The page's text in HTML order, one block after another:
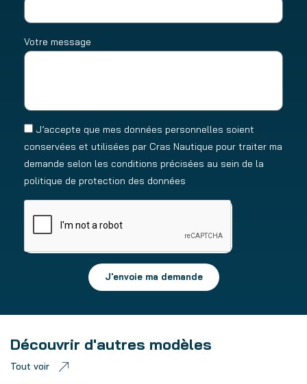
Votre message
J’accepte que mes données personnelles soient
conservées et utilisées par Cras Nautique pour traiter ma
demande selon les conditions précisées au sein de la
politique de protection des données
J'envoie ma demande
Découvrir d'autres modèles
Tout voir